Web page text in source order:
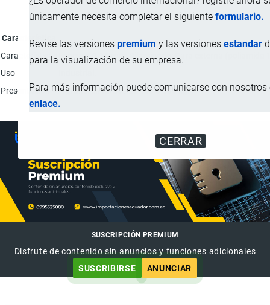
únicamente necesita completar el siguiente formulario.
Revise las versiones premium y las versiones estandar
para la visualización de su empresa.
Para más información puede comunicarse con nosotros
enlace.
CERRAR
Característica
Características
Espesor: 0.16 mm; Bilaminado: Cara externa
Uso
Presentación
A granel en fardos de 450 o 500 kg.
SUSCRIPCIÓN PREMIUM
Disfrute de contenido sin anuncios y funciones adicionales
SUSCRIBIRSE
ANUNCIAR